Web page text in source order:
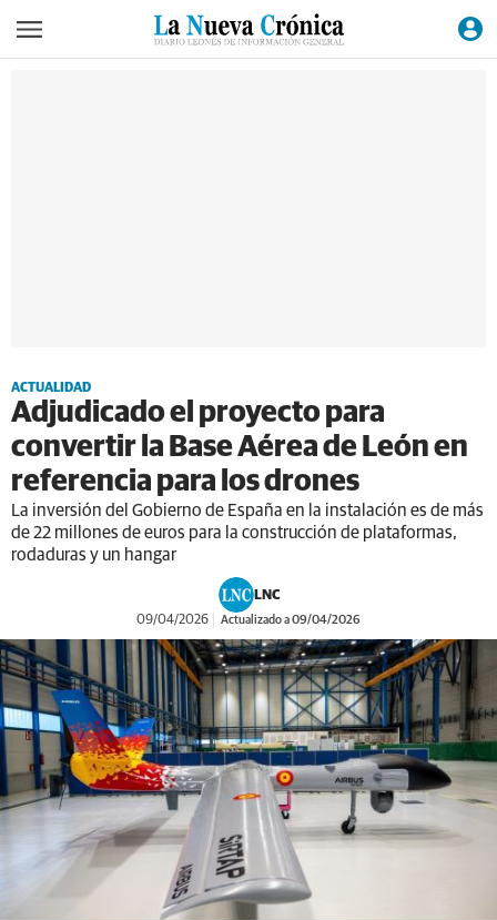
ACTUALIDAD
Adjudicado el proyecto para
convertir la Base Aérea de León en
referencia para los drones
La inversión del Gobierno de España en la instalación es de más
de 22 millones de euros para la construcción de plataformas,
rodaduras y un hangar
LNC
09/04/2026 Actualizado a 09/04/2026